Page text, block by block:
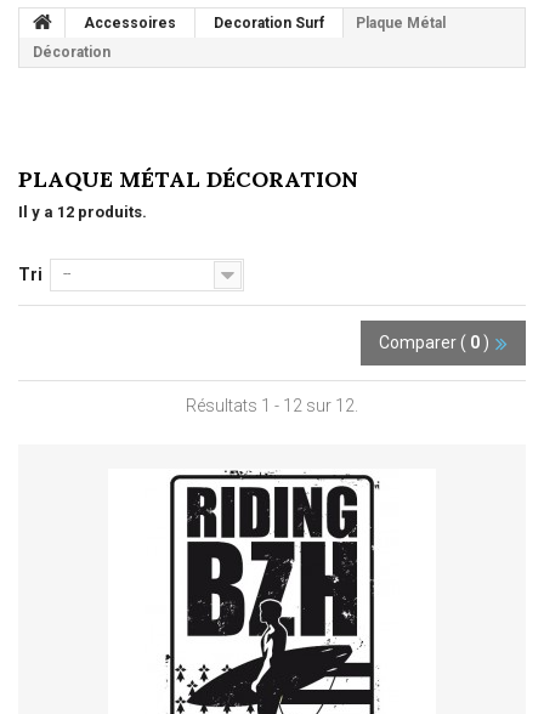
Accessoires Decoration Surf
Plaque Métal
Décoration
PLAQUE MÉTAL DÉCORATION
Il y a 12 produits.
Tri --
Comparer ( 0 )
Résultats 1 - 12 sur 12.